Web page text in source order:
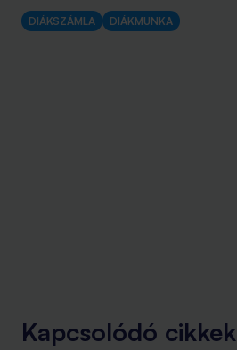
DIÁKSZÁMLA DIÁKMUNKA
Kapcsolódó cikkek